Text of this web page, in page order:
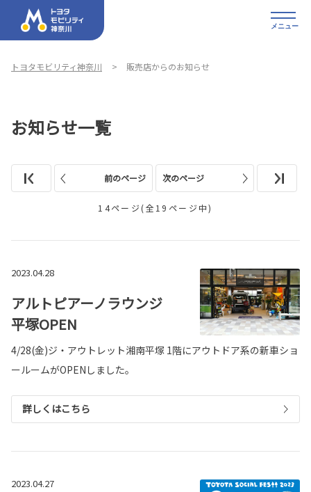
メニュー
トヨタモビリティ神奈川 販売店からのお知らせ
お知らせ一覧
前のページ 次のページ
14ページ(全19ページ中)
2023.04.28
アルトピアーノラウンジ
平塚OPEN
4/28(金)ジ・アウトレット湘南平塚 1階にアウトドア系の新車ショ
ールームがOPENしました。
詳しくはこちら
2023.04.27